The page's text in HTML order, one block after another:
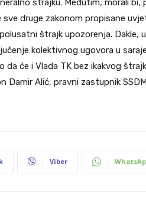
štrajku. Međutim, morali
druge zakonom propisane
štrajk upozorenja. Dakle,
kolektivnog ugovora u
da će i Vlada TK bez ikakvog
Damir Alić, pravni zastupnik
Viber